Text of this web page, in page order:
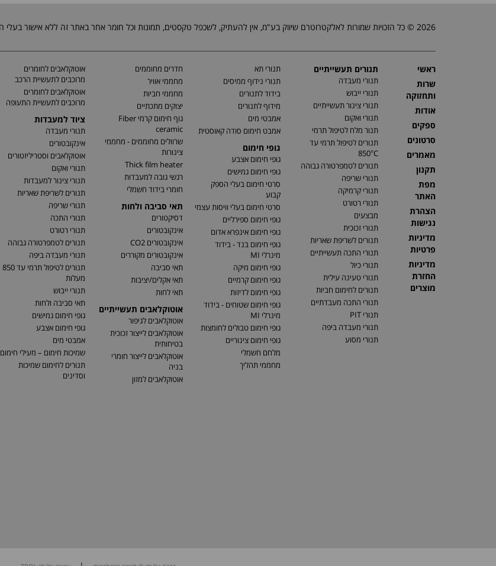
2026 © כל הזכויות שמורות לאלקטרוטרם שיווק בע"מ, אין להעתיק, לשכפל טקסטים, תמונות וכל חומר אחר באתר זה ללא אישור בעלי החברה.
ראשי
שרות
ותחזוקה
אודות
ספקים
סרטונים
מאמרים
תקנון
מפת
האתר
הצהרת
נגישות
מדיניות
פרטיות
מדיניות
החזרת
מוצרים
תנורים תעשייתיים
תנורי מעבדה
תנורי ייבוש
תנורי צינור תעשייתיים
תנורי ואקום
תנור מלח לטיפול תרמי
תנורים לטיפול תרמי עד
850°C
תנורים לטמפרטורה גבוהה
תנורי שריפה
תנורי קרמיקה
תנורי רטורט
מבצעים
תנורי זכוכית
תנורים לשריפת שאריות
תנורי התכה תעשייתיים
תנורי כיול
תנורי טעינה עילית
תנורים לחימום חביות
תנורי התכה מעבדתיים
תנורי PIT
תנורי מעבדה ביפה
תנורי מסוע
תנורי תא
תנורי נידוף ממיסים
בידוד לתנורים
מידוף לתנורים
אמבטי מים
אמבט חימום סודה קאוסטית
גופי חימום
גופי חימום אצבע
גופי חימום גמישים
סרטי חימום בעלי הספק
קבוע
סרטי חימום בעלי וויסות עצמי
גופי חימום ספירליים
גופי חימום אינפרא אדום
גופי חימום בנד - בידוד
מינרלי MI
גופי חימום מיקה
גופי חימום קרמיים
גופי חימום לדיזות
גופי חימום שטוחים - בידוד
מינרלי MI
גופי חימום טבולים לחומצות
גופי חימום צינוריים
מלחם חשמלי
מחממי תהליך
חדרים מחוממים
מחממי אוויר
מחממי חביות
יצוקים מתכתיים
גוף חימום קרמי Fiber
ceramic
שרוולים מחוממים - מחממי
צינורות
Thick film heater
רגשי גובה למעבדות
חומרי בידוד חשמלי
תאי סביבה ולחות
דסיקטורים
אינקובטורים
אינקובטורים CO2
אינקובטורים מקוררים
תאי סביבה
תאי אקלים/יציבות
תאי לחות
אוטוקלאבים תעשייתיים
אוטוקלאבים לגיפור
אוטוקלאבים לייצור זכוכית
בטיחותית
אוטוקלאבים לייצור חומרי
בניה
אוטוקלאבים למזון
אוטוקלאבים לחומרים
מרוכבים לתעשיית הרכב
אוטוקלאבים לחומרים
מרוכבים לתעשיית התעופה
ציוד למעבדות
תנורי מעבדה
אינקובטורים
אוטוקלאבים וסטריליזטורים
תנורי ואקום
תנורי צינור למעבדות
תנורים לשריפת שאריות
תנורי שריפה
תנורי התכה
תנורי רטורט
תנורים לטמפרטורה גבוהה
תנורי מעבדה ביפה
תנורים לטיפול תרמי עד 850
מעלות
תנורי ייבוש
תאי סביבה ולחות
גופי חימום גמישים
גופי חימום אצבע
אמבטי מים
שמיכות חימום – מעילי חימום
תנורים לחימום שמיכות
וסדינים